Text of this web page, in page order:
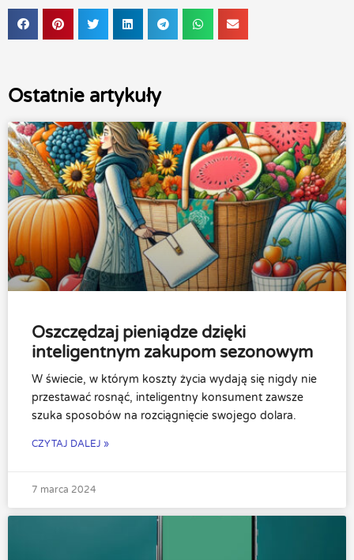
Ostatnie artykuły
Oszczędzaj pieniądze dzięki
inteligentnym zakupom sezonowym
W świecie, w którym koszty życia wydają się nigdy nie
przestawać rosnąć, inteligentny konsument zawsze
szuka sposobów na rozciągnięcie swojego dolara.
CZYTAJ DALEJ »
7 marca 2024